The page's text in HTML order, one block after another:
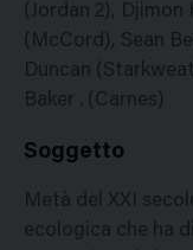
(Jordan 2), Djimon
(McCord), Sean
Duncan
Baker . (Carnes)
Soggetto
Metà del XXI
ecologica che ha